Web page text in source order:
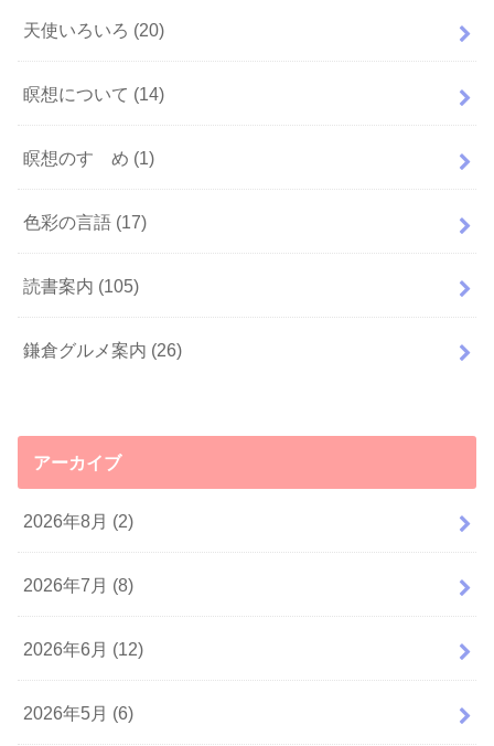
天使いろいろ (20)
瞑想について (14)
瞑想のすゝめ (1)
色彩の言語 (17)
読書案内 (105)
鎌倉グルメ案内 (26)
アーカイブ
2026年8月 (2)
2026年7月 (8)
2026年6月 (12)
2026年5月 (6)